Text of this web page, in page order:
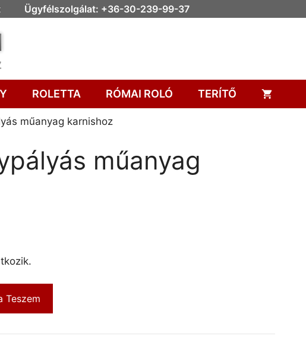
Ügyfélszolgálat: +36-30-239-99-37
ROLETTA RÓMAI ROLÓ TERÍTŐ
műanyag karnishoz
műanyag
Teszem